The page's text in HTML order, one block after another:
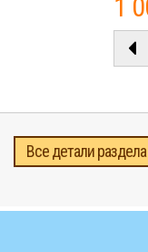
1
Все детали раздела